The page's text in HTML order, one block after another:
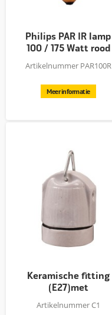
Philips PAR IR lamp
100 / 175 Watt rood
Artikelnummer PAR100R
Meer informatie
Keramische fitting
(E27)met
ophanghaakje
Artikelnummer C1